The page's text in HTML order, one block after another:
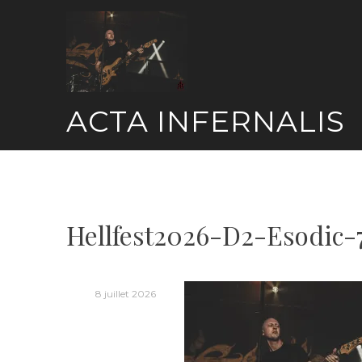
ACTA INFERNALIS
Hellfest2026-D2-Esodic-
8 juillet 2026